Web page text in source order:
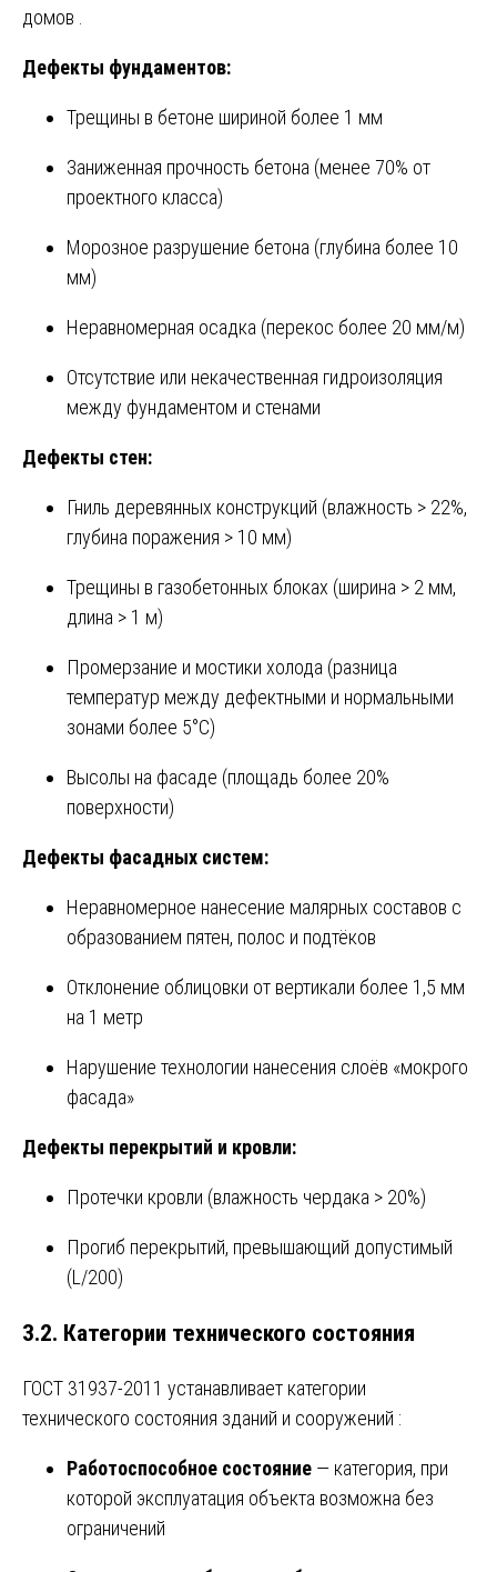
домов
Дефекты фундаментов:
Трещины в бетоне шириной более 1 мм
Заниженная прочность бетона (менее 70% от
проектного класса)
Морозное разрушение бетона (глубина более 10
мм)
Неравномерная осадка (перекос более 20 мм/м)
Отсутствие или некачественная гидроизоляция
между фундаментом и стенами
Дефекты стен:
Гниль деревянных конструкций (влажность > 22%,
глубина поражения > 10 мм)
Трещины в газобетонных блоках (ширина > 2 мм,
длина > 1 м)
Промерзание и мостики холода (разница
температур между дефектными и нормальными
зонами более 5°C)
Высолы на фасаде (площадь более 20%
поверхности)
Дефекты фасадных систем:
Неравномерное нанесение малярных составов с
образованием пятен, полос и подтёков
Отклонение облицовки от вертикали более 1,5 мм
на 1 метр
Нарушение технологии нанесения слоёв «мокрого
фасада»
Дефекты перекрытий и кровли:
Протечки кровли (влажность чердака > 20%)
Прогиб перекрытий, превышающий допустимый
(L/200)
3.2. Категории технического состояния
ГОСТ 31937-2011 устанавливает категории
технического состояния зданий и сооружений :
Работоспособное состояние — категория, при
которой эксплуатация объекта возможна без
ограничений